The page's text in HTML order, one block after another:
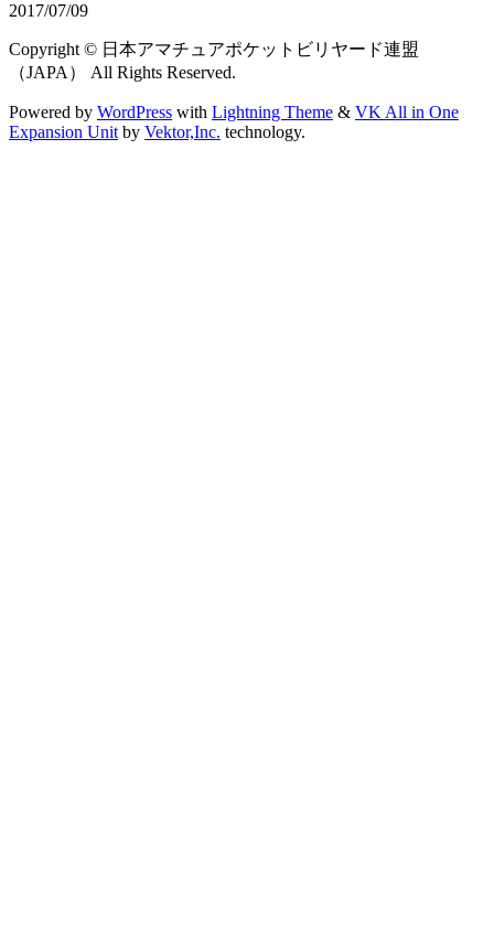
2017/07/09
Copyright © 日本アマチュアポケットビリヤード連盟
（JAPA） All Rights Reserved.
Powered by WordPress with Lightning Theme & VK All in One
Expansion Unitby Vektor,Inc. technology.